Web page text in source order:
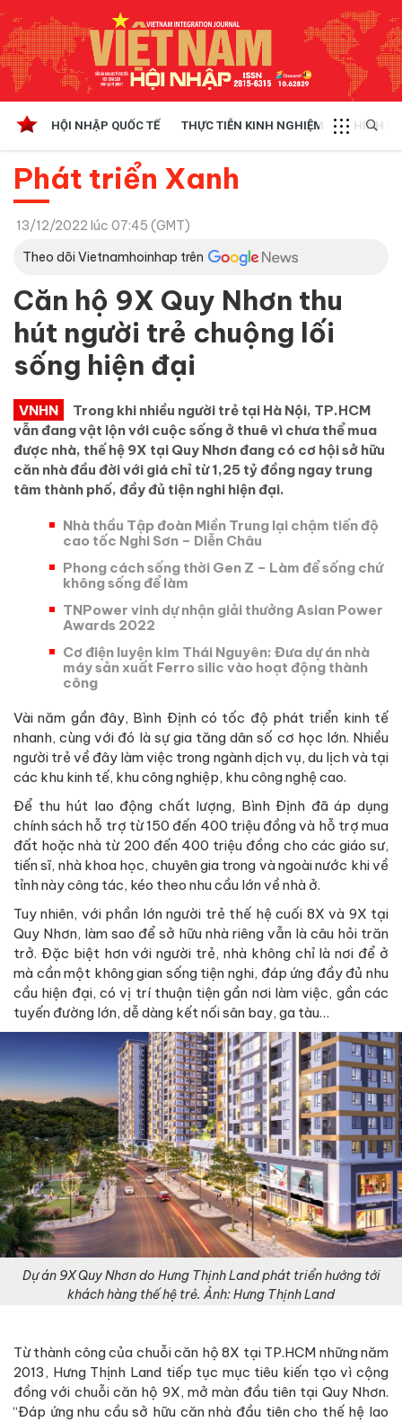
HỘI NHẬP QUỐC TẾ THỰC TIỄN KINH NGHIỆM CHÍNH
Phát triển Xanh
13/12/2022 lúc 07:45 (GMT)
Theo dõi Vietnamhoinhap trên
Căn hộ 9X Quy Nhơn thu
hút người trẻ chuộng lối
sống hiện đại
VNHN
Trong khi nhiều người trẻ tại Hà Nội, TP.HCM
vẫn đang vật lộn với cuộc sống ở thuê vì chưa thể mua
được nhà, thế hệ 9X tại Quy Nhơn đang có cơ hội sở hữu
căn nhà đầu đời với giá chỉ từ 1,25 tỷ đồng ngay trung
tâm thành phố, đầy đủ tiện nghi hiện đại.
Nhà thầu Tập đoàn Miền Trung lại chậm tiến độ
cao tốc Nghi Sơn – Diễn Châu
Phong cách sống thời Gen Z – Làm để sống chứ
không sống để làm
TNPower vinh dự nhận giải thưởng Asian Power
Awards 2022
Cơ điện luyện kim Thái Nguyên: Đưa dự án nhà
máy sản xuất Ferro silic vào hoạt động thành
công
Vài năm gần đây, Bình Định có tốc độ phát triển kinh tế
nhanh, cùng với đó là sự gia tăng dân số cơ học lớn. Nhiều
người trẻ về đây làm việc trong ngành dịch vụ, du lịch và tại
các khu kinh tế, khu công nghiệp, khu công nghệ cao.
Để thu hút lao động chất lượng, Bình Định đã áp dụng
chính sách hỗ trợ từ 150 đến 400 triệu đồng và hỗ trợ mua
đất hoặc nhà từ 200 đến 400 triệu đồng cho các giáo sư,
tiến sĩ, nhà khoa học, chuyên gia trong và ngoài nước khi về
tỉnh này công tác, kéo theo nhu cầu lớn về nhà ở.
Tuy nhiên, với phần lớn người trẻ thế hệ cuối 8X và 9X tại
Quy Nhơn, làm sao để sở hữu nhà riêng vẫn là câu hỏi trăn
trở. Đặc biệt hơn với người trẻ, nhà không chỉ là nơi để ở
mà cần một không gian sống tiện nghi, đáp ứng đầy đủ nhu
cầu hiện đại, có vị trí thuận tiện gần nơi làm việc, gần các
tuyến đường lớn, dễ dàng kết nối sân bay, ga tàu…
Dự án 9X Quy Nhơn do Hưng Thịnh Land phát triển hướng tới
khách hàng thế hệ trẻ. Ảnh: Hưng Thịnh Land
Từ thành công của chuỗi căn hộ 8X tại TP.HCM những năm
2013, Hưng Thịnh Land tiếp tục mục tiêu kiến tạo vì cộng
đồng với chuỗi căn hộ 9X, mở màn đầu tiên tại Quy Nhơn.
“Đáp ứng nhu cầu sở hữu căn nhà đầu tiên cho thế hệ lao